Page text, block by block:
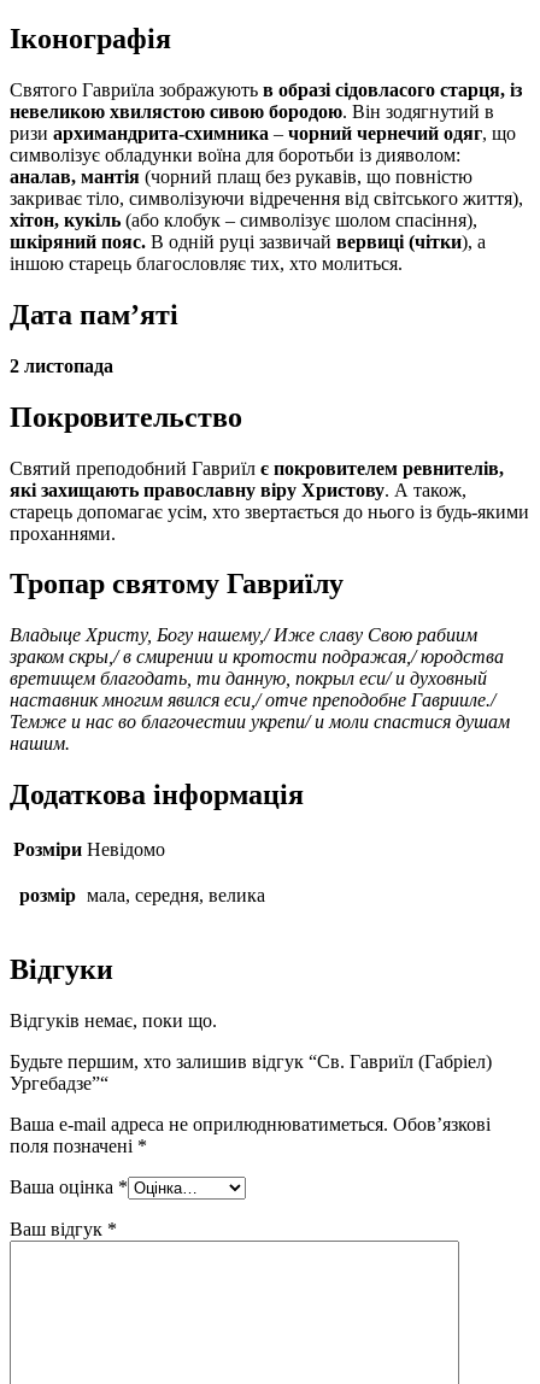
Іконографія
Святого Гавриїла зображують в образі сідовласого старця, із
невеликою хвилястою сивою бородою. Він зодягнутий в
ризи архимандрита-схимника – чорний чернечий одяг, що
символізує обладунки воїна для боротьби із дияволом:
аналав, мантія (чорний плащ без рукавів, що повністю
закриває тіло, символізуючи відречення від світського життя),
хітон, кукіль (або клобук – символізує шолом спасіння),
шкіряний пояс. В одній руці зазвичай вервиці (чітки), а
іншою старець благословляє тих, хто молиться.
Дата памʼяті
2 листопада
Покровительство
Святий преподобний Гавриїл є покровителем ревнителів,
які захищають православну віру Христову. А також,
старець допомагає усім, хто звертається до нього із будь-якими
проханнями.
Тропар святому Гавриїлу
Владыце Христу, Богу нашему,/ Иже славу Свою рабиим
зраком скры,/ в смирении и кротости подражая,/ юродства
вретищем благодать, ти данную, покрыл еси/ и духовный
наставник многим явился еси,/ отче преподобне Гаврииле./
Темже и нас во благочестии укрепи/ и моли спастися душам
нашим.
Додаткова інформація
Розміри Невідомо
розмір мала, середня, велика
Відгуки
Відгуків немає, поки що.
Будьте першим, хто залишив відгук “Св. Гавриїл (Габріел)
Ургебадзе”“
Ваша e-mail адреса не оприлюднюватиметься. Обов’язкові
поля позначені *
Ваша оцінка *
Ваш відгук *